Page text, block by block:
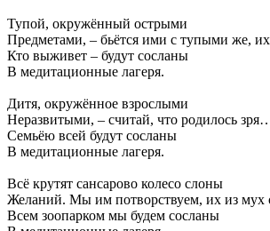
Тупой, окружённый острыми
Предметами, – бьётся ими с тупыми же, их
Кто выживет – будут сосланы
В медитационные лагеря.
Дитя, окружённое взрослыми
Неразвитыми, – считай, что родилось
Семьёю всей будут сосланы
В медитационные лагеря.
Всё крутят сансарово колесо слоны
Желаний. Мы им потворствуем, их из мух
Всем зоопарком мы будем сосланы